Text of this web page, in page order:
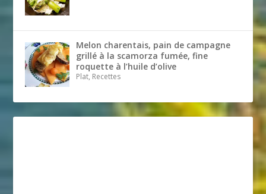
Melon charentais, pain de campagne
grillé à la scamorza fumée, fine
roquette à l’huile d’olive
Plat, Recettes